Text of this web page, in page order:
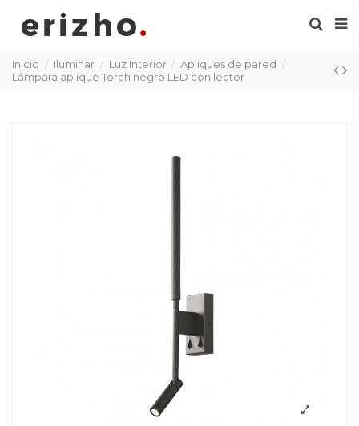
Inicio Iluminar Luz Interior
Apliques de pared
Lámpara aplique Torch negro LED con lector